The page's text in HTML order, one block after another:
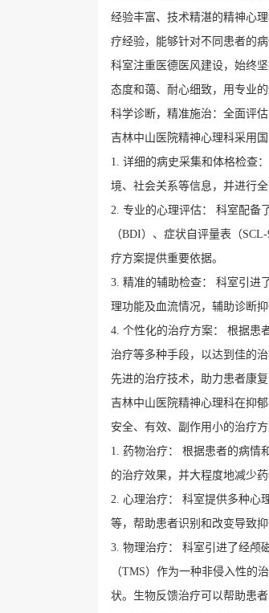
经验丰富、技术精湛的精神心
疗经验，能够针对不同患者的
科室注重医德医风建设，始终
态度和蔼、耐心细致，用专业
科学诊断，精准施治：全面评
吉林中山医院精神心理科采用
1. 详细的病史采集和体格检查
境、社会关系等信息，并进行
2. 专业的心理评估： 科室配备
（BDI）、症状自评量表（
疗方案提供重要依据。
3. 精准的辅助检查： 科室引进
理功能及血流情况，辅助诊断
4. 个性化的治疗方案： 根据患
治疗等多种手段，以达到佳的治
先进的治疗技术，助力患者康复
吉林中山医院精神心理科在抑
安全、有效、副作用小的治疗方
1. 药物治疗： 根据患者的病情
的治疗效果，并大程度地减少药
2. 心理治疗： 科室提供多种心
等，帮助患者识别和改变导致
3. 物理治疗： 科室引进了经颅
（TMS）作为一种非侵入性的
状。生物反馈治疗可以帮助患